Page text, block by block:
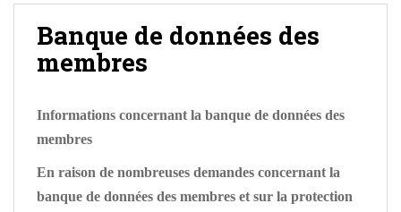
Banque de données des
membres​
Informations concernant la banque de données des
membres​
En raison de nombreuses demandes concernant la
banque de données des membres et sur la protection